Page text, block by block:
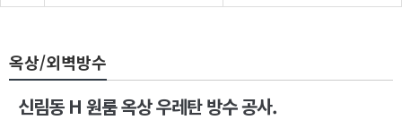
옥상/외벽방수
신림동 H 원룸 옥상 우레탄 방수 공사.